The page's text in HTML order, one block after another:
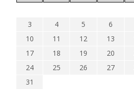
3
4 5 6
10
11 12 13
17
18 19 20
24
25 26 27
31